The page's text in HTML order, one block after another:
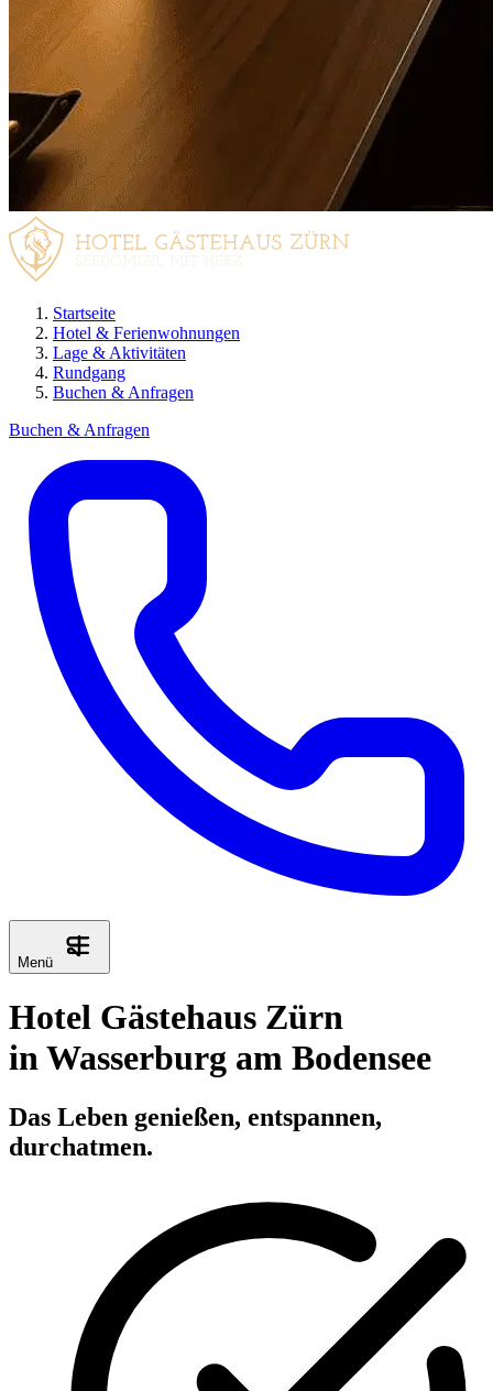
Startseite
Hotel & Ferienwohnungen
Lage & Aktivitäten
Rundgang
Buchen & Anfragen
Buchen & Anfragen
Menü
Hotel Gästehaus Zürn
in Wasserburg am Bodensee
Das Leben genießen, entspannen,
durchatmen.